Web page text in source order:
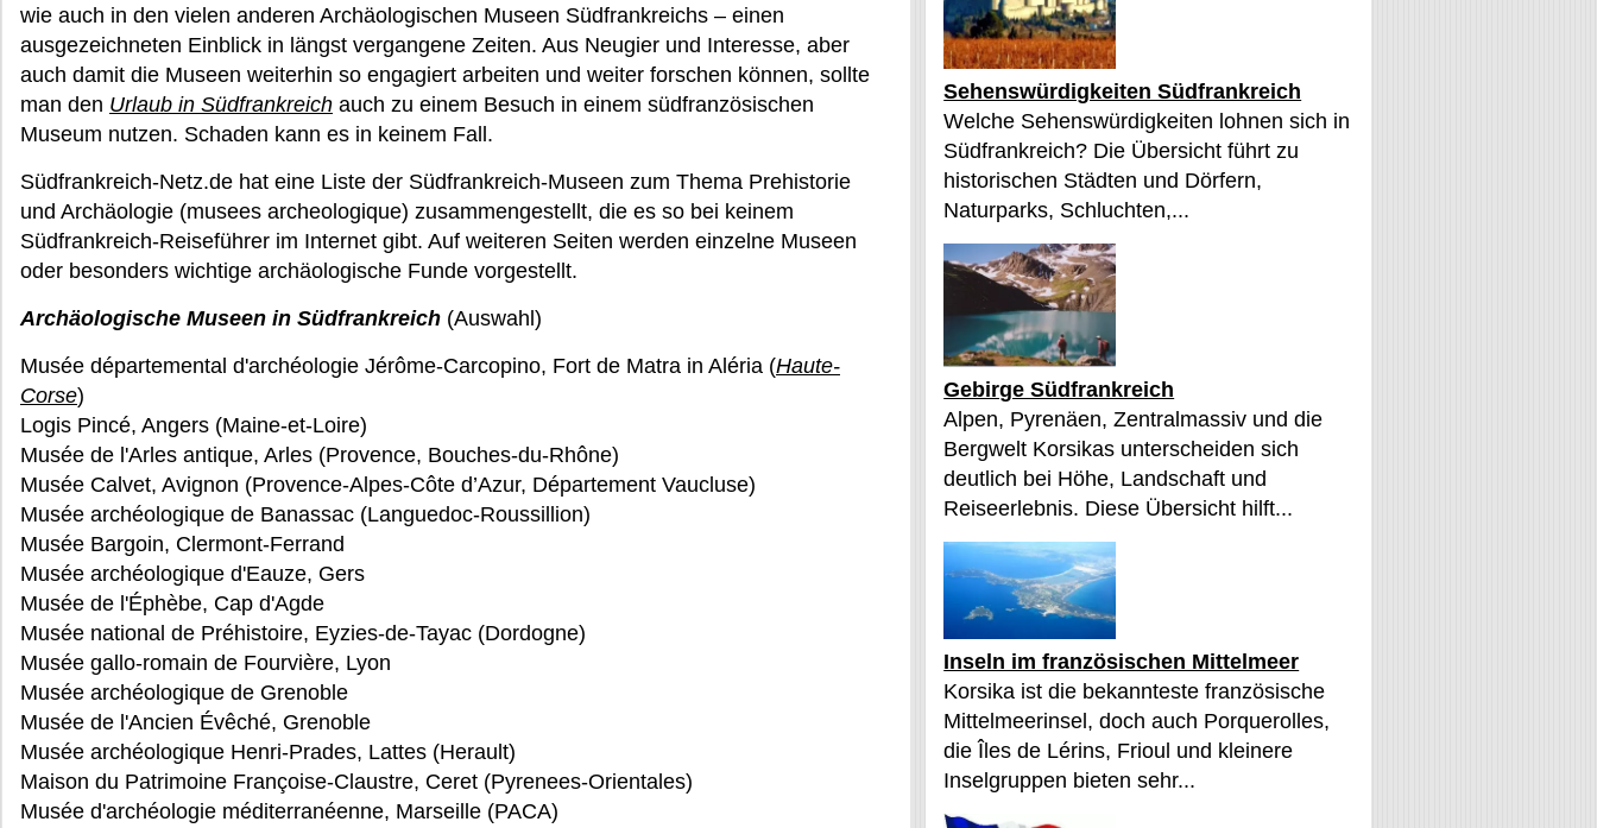
wie auch in den vielen anderen Archäologischen Museen Südfrankreichs – einen
ausgezeichneten Einblick in längst vergangene Zeiten. Aus Neugier und Interesse, aber
auch damit die Museen weiterhin so engagiert arbeiten und weiter forschen können, sollte
man den Urlaub in Südfrankreich auch zu einem Besuch in einem südfranzösischen
Museum nutzen. Schaden kann es in keinem Fall.
Südfrankreich-Netz.de hat eine Liste der Südfrankreich-Museen zum Thema Prehistorie
und Archäologie (musees archeologique) zusammengestellt, die es so bei keinem
Südfrankreich-Reiseführer im Internet gibt. Auf weiteren Seiten werden einzelne Museen
oder besonders wichtige archäologische Funde vorgestellt.
Archäologische Museen in Südfrankreich (Auswahl)
Musée départemental d'archéologie Jérôme-Carcopino, Fort de Matra in Aléria (Haute-
Corse)
Logis Pincé, Angers (Maine-et-Loire)
Musée de l'Arles antique, Arles (Provence, Bouches-du-Rhône)
Musée Calvet, Avignon (Provence-Alpes-Côte d’Azur, Département Vaucluse)
Musée archéologique de Banassac (Languedoc-Roussillion)
Musée Bargoin, Clermont-Ferrand
Musée archéologique d'Eauze, Gers
Musée de l'Éphèbe, Cap d'Agde
Musée national de Préhistoire, Eyzies-de-Tayac (Dordogne)
Musée gallo-romain de Fourvière, Lyon
Musée archéologique de Grenoble
Musée de l'Ancien Évêché, Grenoble
Musée archéologique Henri-Prades, Lattes (Herault)
Maison du Patrimoine Françoise-Claustre, Ceret (Pyrenees-Orientales)
Musée d'archéologie méditerranéenne, Marseille (PACA)
Sehenswürdigkeiten Südfrankreich
Welche Sehenswürdigkeiten lohnen sich in
Südfrankreich? Die Übersicht führt zu
historischen Städten und Dörfern,
Naturparks, Schluchten,...
Gebirge Südfrankreich
Alpen, Pyrenäen, Zentralmassiv und die
Bergwelt Korsikas unterscheiden sich
deutlich bei Höhe, Landschaft und
Reiseerlebnis. Diese Übersicht hilft...
Inseln im französischen Mittelmeer
Korsika ist die bekannteste französische
Mittelmeerinsel, doch auch Porquerolles,
die Îles de Lérins, Frioul und kleinere
Inselgruppen bieten sehr...